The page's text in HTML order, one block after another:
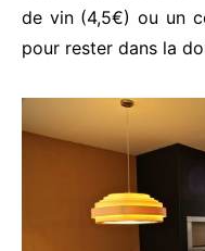
de vin (4,5€) ou un
pour rester dans la